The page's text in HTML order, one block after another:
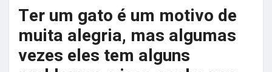
Ter um gato é um motivo de
muita alegria, mas algumas
vezes eles tem alguns